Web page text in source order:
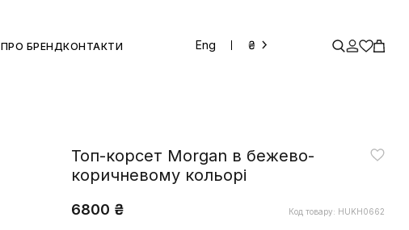
ПРО БРЕНДКОНТАКТИ Eng ₴
Топ-корсет Morgan в бежево-
коричневому кольорі
6800 ₴ Код товару: HUKH0662